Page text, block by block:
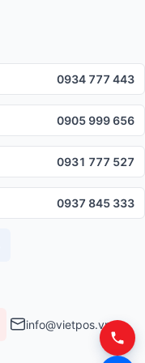
0934 777 443
0905 999 656
0931 777 527
0937 845 333
info@vietpos.vn